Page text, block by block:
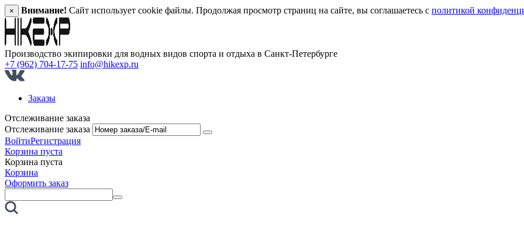
× Внимание! Сайт использует cookie файлы. Продолжая просмотр страниц на сайте, вы соглашаетесь с политикой
Производство экипировки для водных видов спорта и отдыха в Санкт‑Петербурге
+7 (962) 704-17-75 info@hikexp.ru
Заказы
Отслеживание заказа
Отслеживание заказа
ВойтиРегистрация
Корзина пуста
Корзина пуста
Корзина
Оформить заказ